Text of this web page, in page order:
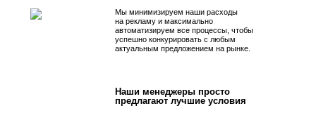
Мы минимизируем наши расходы
на рекламу и максимально
автоматизируем все процессы, чтобы
успешно конкурировать с любым
актуальным предложением на рынке.
Наши менеджеры просто
предлагают лучшие условия